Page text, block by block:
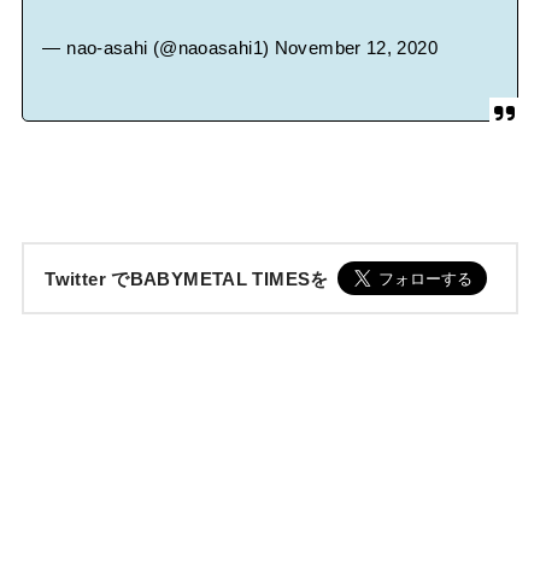
— nao-asahi (@naoasahi1) November 12, 2020
Twitter でBABYMETAL TIMESを